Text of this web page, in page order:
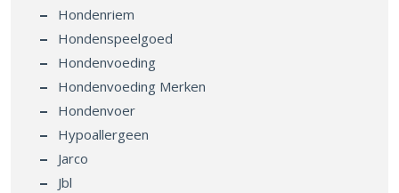
Hondenriem
Hondenspeelgoed
Hondenvoeding
Hondenvoeding Merken
Hondenvoer
Hypoallergeen
Jarco
Jbl